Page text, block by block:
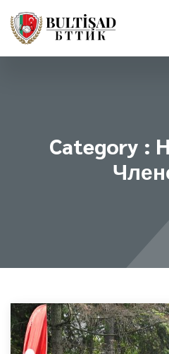
Category :